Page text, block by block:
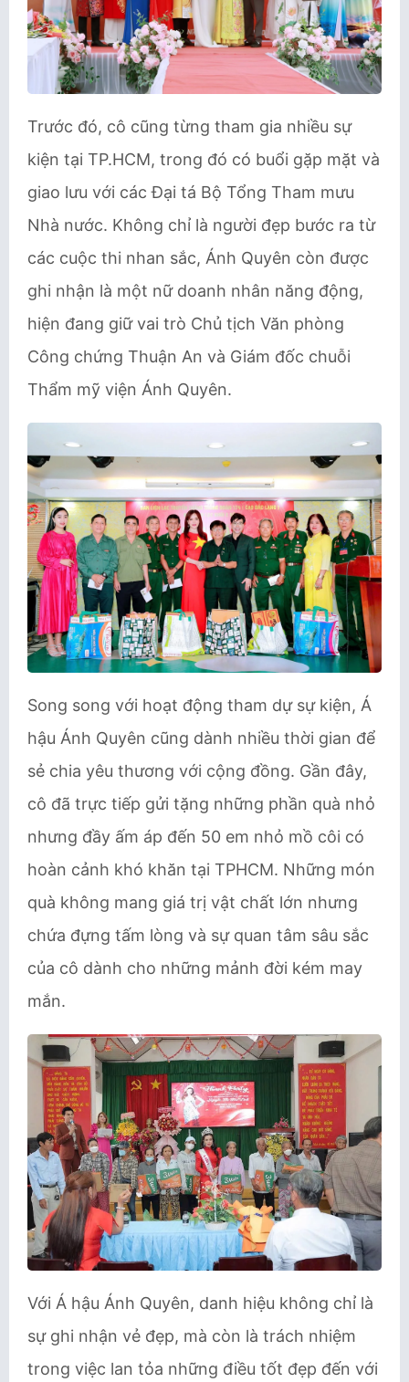
Trước đó, cô cũng từng tham gia nhiều sự
kiện tại TP.HCM, trong đó có buổi gặp mặt và
giao lưu với các Đại tá Bộ Tổng Tham mưu
Nhà nước. Không chỉ là người đẹp bước ra từ
các cuộc thi nhan sắc, Ánh Quyên còn được
ghi nhận là một nữ doanh nhân năng động,
hiện đang giữ vai trò Chủ tịch Văn phòng
Công chứng Thuận An và Giám đốc chuỗi
Thẩm mỹ viện Ánh Quyên.
Song song với hoạt động tham dự sự kiện, Á
hậu Ánh Quyên cũng dành nhiều thời gian để
sẻ chia yêu thương với cộng đồng. Gần đây,
cô đã trực tiếp gửi tặng những phần quà nhỏ
nhưng đầy ấm áp đến 50 em nhỏ mồ côi có
hoàn cảnh khó khăn tại TPHCM. Những món
quà không mang giá trị vật chất lớn nhưng
chứa đựng tấm lòng và sự quan tâm sâu sắc
của cô dành cho những mảnh đời kém may
mắn.
Với Á hậu Ánh Quyên, danh hiệu không chỉ là
sự ghi nhận vẻ đẹp, mà còn là trách nhiệm
trong việc lan tỏa những điều tốt đẹp đến với